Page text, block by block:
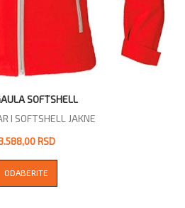
SOFTSHELL
I SOFTSHELL JAKNE
RSD
ODABERITE